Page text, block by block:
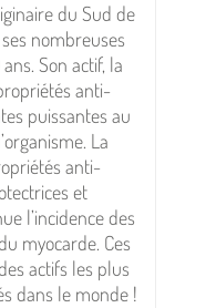
du Sud de
nombreuses
Son actif, la
anti-
puissantes au
La
anti-
et
l’incidence des
myocarde. Ces
actifs les plus
dans le monde !